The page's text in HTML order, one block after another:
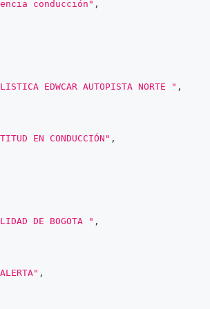
conducción" ,
EDWCAR AUTOPISTA NORTE " ,
EN CONDUCCIÓN" ,
DE BOGOTA " ,
,